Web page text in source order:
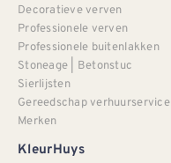
Decoratieve verven
Professionele verven
Professionele buitenlakken
Stoneage | Betonstuc
Sierlijsten
Gereedschap verhuurservice
Merken
KleurHuys